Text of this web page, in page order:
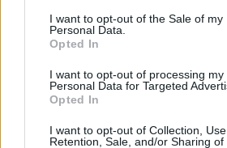
I want to opt-out of the Sale of my
Personal Data.
Opted In
I want to opt-out of processing my
Personal Data for Targeted
Opted In
I want to opt-out of Collection, Use,
Retention, Sale, and/or Sharing of
14:39
Μουσείου Χανίων
Θ. Κοντογεώργης: Προεκλογική αλλά